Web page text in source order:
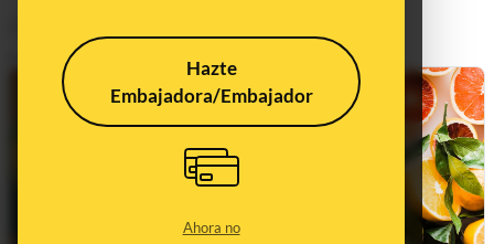
Hazte
Embajadora/Embajador
Ahora no
Publicado el